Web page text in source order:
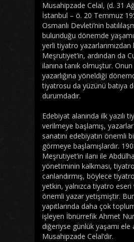
Musahipzade Celal, (d. 31
İstanbul – ö. 20 Temmuz
Osmanlı Devleti’nin
bulunduğu dönemde
yerli tiyatro yazarlarımızdan
Meşrutiyet’in, ardından da
ilanına tanık olmuştur.
yazarlığına yöneldiği
tiyatrosu da yüzünü batıya
durumdadır.
Edebiyat alanında ilk yazılı
verilmeye başlamış,
sanatını edebiyatın önemli
görmeye başlamışlardır.
Meşrutiyet’in ilanı ile
yönetiminin kalkması, tiyatro
canlandırmış, böylece
yetkin, yalnızca tiyatro eseri
önemli yazar yetişmiştir.
yapıtlarında daha çok
işleyen İbnürrefik Ahmet
diğeriyse günlük yaşamı ele
Musahipzade Celal’dir.